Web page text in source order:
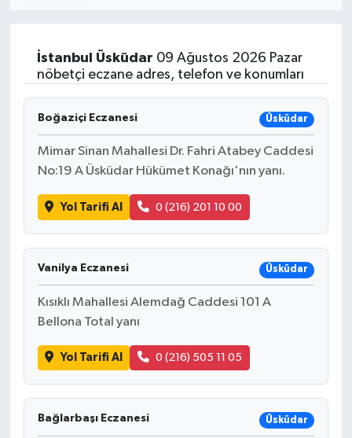
İstanbul Üsküdar 09 Ağustos 2026 Pazar
nöbetçi eczane adres, telefon ve konumları
Boğaziçi Eczanesi Üsküdar
Mimar Sinan Mahallesi Dr. Fahri Atabey Caddesi
No:19 A Üsküdar Hükümet Konağı'nın yanı.
Yol Tarifi Al 0 (216) 201 10 00
Vanilya Eczanesi Üsküdar
Kısıklı Mahallesi Alemdağ Caddesi 101 A
Bellona Total yanı
Yol Tarifi Al 0 (216) 505 11 05
Bağlarbaşı Eczanesi Üsküdar